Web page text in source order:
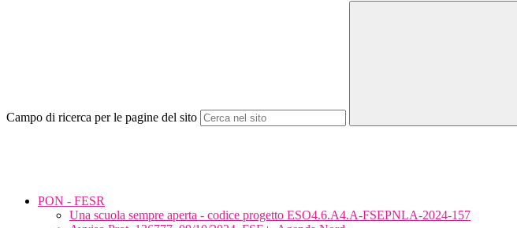
Campo di ricerca per le pagine del sito
PON - FESR
Una scuola sempre aperta - codice progetto ESO4.6.A4.A-FSEPNLA-2024-157